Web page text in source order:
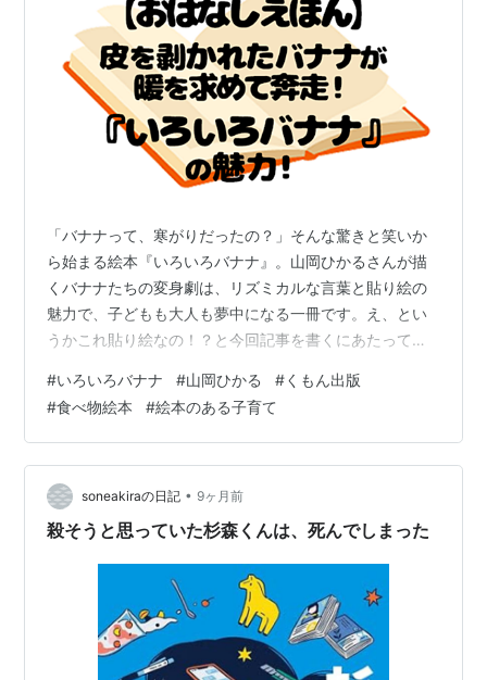
「バナナって、寒がりだったの？」そんな驚きと笑いか
ら始まる絵本『いろいろバナナ』。山岡ひかるさんが描
くバナナたちの変身劇は、リズミカルな言葉と貼り絵の
魅力で、子どもも大人も夢中になる一冊です。え、とい
うかこれ貼り絵なの！？と今回記事を書くにあたって初
細なんですもの…！今回は、3歳の息子と出会ったこの絵
本の魅力を、読み聞かせのコツやおすすめポイントとと
もにご紹介します。 『いろいろバナナ』ってどんな絵
本？ この絵本に出会ったきっかけ この絵本の見どころ・
感想 表紙から惹きこまれる バナナが寒がる！？ バナナ
の変身劇 絵の魅力と驚き 読み聞かせのコ…
#いろいろバナナ #山岡ひかる #くもん出版
#食べ物絵本 #絵本のある子育て
soneakiraの日記 • 9ヶ月前
殺そうと思っていた杉森くんは、死んでしまった